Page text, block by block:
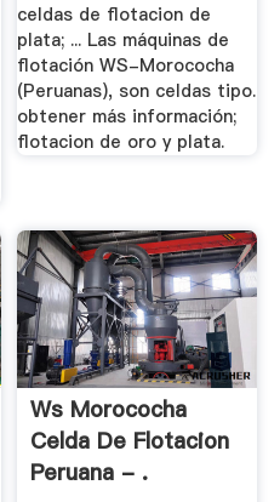
celdas de flotacion de
plata; ... Las máquinas de
flotación WS-Morococha
(Peruanas), son celdas tipo.
obtener más información;
flotacion de oro y plata.
Ws Morococha
Celda De Flotacion
Peruana - .